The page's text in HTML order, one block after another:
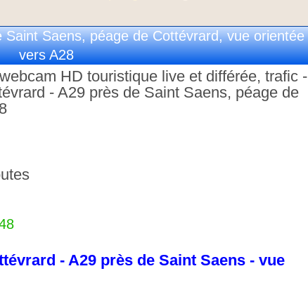
Saens, péage de Cottévrard, vue orientée
vers A28
HD touristique live et différée, trafic -
- A29 près de Saint Saens, péage de
- A29 près de Saint Saens - vue